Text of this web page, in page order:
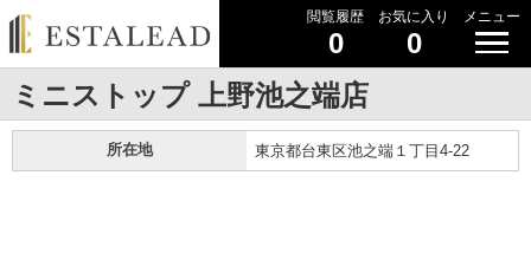
閲覧履歴
0
お気に入り
0
メニュー
ミニストップ 上野池之端店
所在地 東京都台東区池之端１丁目4-22